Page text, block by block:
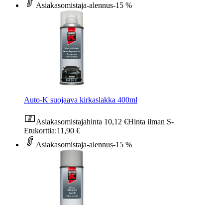
Asiakasomistaja-alennus-15 %
Auto-K suojaava kirkaslakka 400ml
Asiakasomistajahinta 10,12 €Hinta ilman S-
Etukorttia:11,90 €
Asiakasomistaja-alennus-15 %